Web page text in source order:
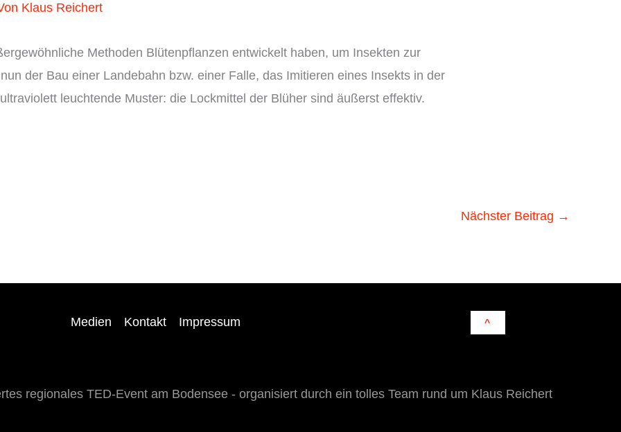
Klaus Reichert
Methoden Blütenpflanzen entwickelt haben, um Insekten zur
der Bau einer Landebahn bzw. einer Falle, das Imitieren eines Insekts in der
leuchtende Muster: die Lockmittel der Blüher sind äußerst effektiv.
Nächster Beitrag →
Medien Kontakt Impressum ^
regionales TED-Event am Bodensee - organisiert durch ein tolles Team rund um Klaus Reichert